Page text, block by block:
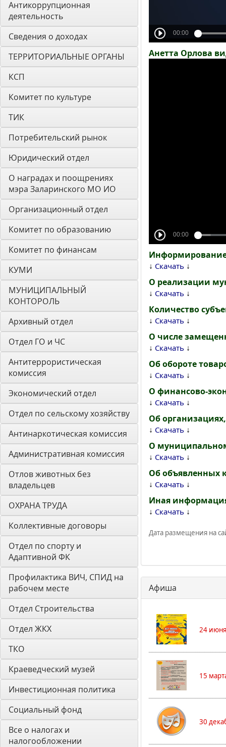
Антикоррупционная
деятельность
Сведения о доходах
ТЕРРИТОРИАЛЬНЫЕ ОРГАНЫ
КСП
Комитет по культуре
ТИК
Потребительский рынок
Юридический отдел
О наградах и поощрениях
мэра Заларинского МО ИО
Организационный отдел
Комитет по образованию
Комитет по финансам
КУМИ
МУНИЦИПАЛЬНЫЙ
КОНТОРОЛЬ
Архивный отдел
Отдел ГО и ЧС
Антитеррористическая
комиссия
Экономический отдел
Отдел по сельскому хозяйству
Антинаркотическая комиссия
Административная комиссия
Отлов животных без
владельцев
ОХРАНА ТРУДА
Коллективные договоры
Отдел по спорту и
Адаптивной ФК
Профилактика ВИЧ, СПИД на
рабочем месте
Отдел Строительства
Отдел ЖКХ
ТКО
Краеведческий музей
Инвестиционная политика
Социальный фонд
Все о налогах и
налогообложении
Анетта Орлова
Информирование
↓ Скачать ↓
О реализации
↓ Скачать ↓
Количество
↓ Скачать ↓
О числе
↓ Скачать ↓
Об обороте
↓ Скачать ↓
О финансово-
↓ Скачать ↓
Об
↓ Скачать ↓
О
↓ Скачать ↓
Об объявленных
↓ Скачать ↓
Иная
↓ Скачать ↓
Дата размещения на
Афиша
24
15
30